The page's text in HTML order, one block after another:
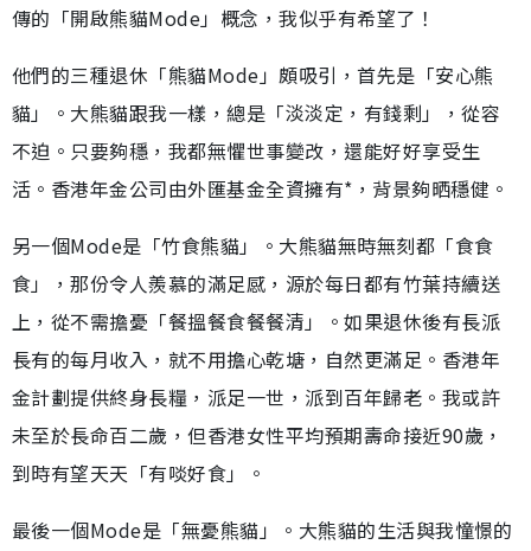
傳的「開啟熊貓Mode」概念，我似乎有希望了！
他們的三種退休「熊貓Mode」頗吸引，首先是「安心熊
貓」。大熊貓跟我一樣，總是「淡淡定，有錢剩」，從容
不迫。只要夠穩，我都無懼世事變改，還能好好享受生
活。香港年金公司由外匯基金全資擁有*，背景夠晒穩健。
另一個Mode是「竹食熊貓」。大熊貓無時無刻都「食食
食」，那份令人羨慕的滿足感，源於每日都有竹葉持續送
上，從不需擔憂「餐搵餐食餐餐清」。如果退休後有長派
長有的每月收入，就不用擔心乾塘，自然更滿足。香港年
金計劃提供終身長糧，派足一世，派到百年歸老。我或許
未至於長命百二歲，但香港女性平均預期壽命接近90歲，
到時有望天天「有啖好食」。
最後一個Mode是「無憂熊貓」。大熊貓的生活與我憧憬的